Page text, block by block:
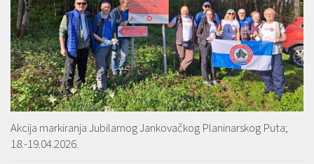
Akcija markiranja Jubilarnog Jankovačkog Planinarskog Puta;
18.-19.04.2026.